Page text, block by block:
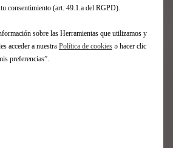
consentimiento (art. 49.1.a del RGPD).
sobre las Herramientas que utilizamos y
acceder a nuestra Política de cookies o hacer clic
preferencias”.